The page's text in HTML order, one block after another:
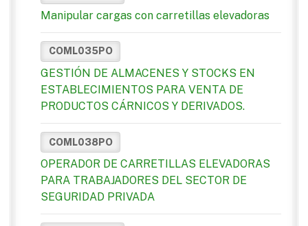
Manipular cargas con carretillas elevadoras
COML035PO
GESTIÓN DE ALMACENES Y STOCKS EN
ESTABLECIMIENTOS PARA VENTA DE
PRODUCTOS CÁRNICOS Y DERIVADOS.
COML038PO
OPERADOR DE CARRETILLAS ELEVADORAS
PARA TRABAJADORES DEL SECTOR DE
SEGURIDAD PRIVADA